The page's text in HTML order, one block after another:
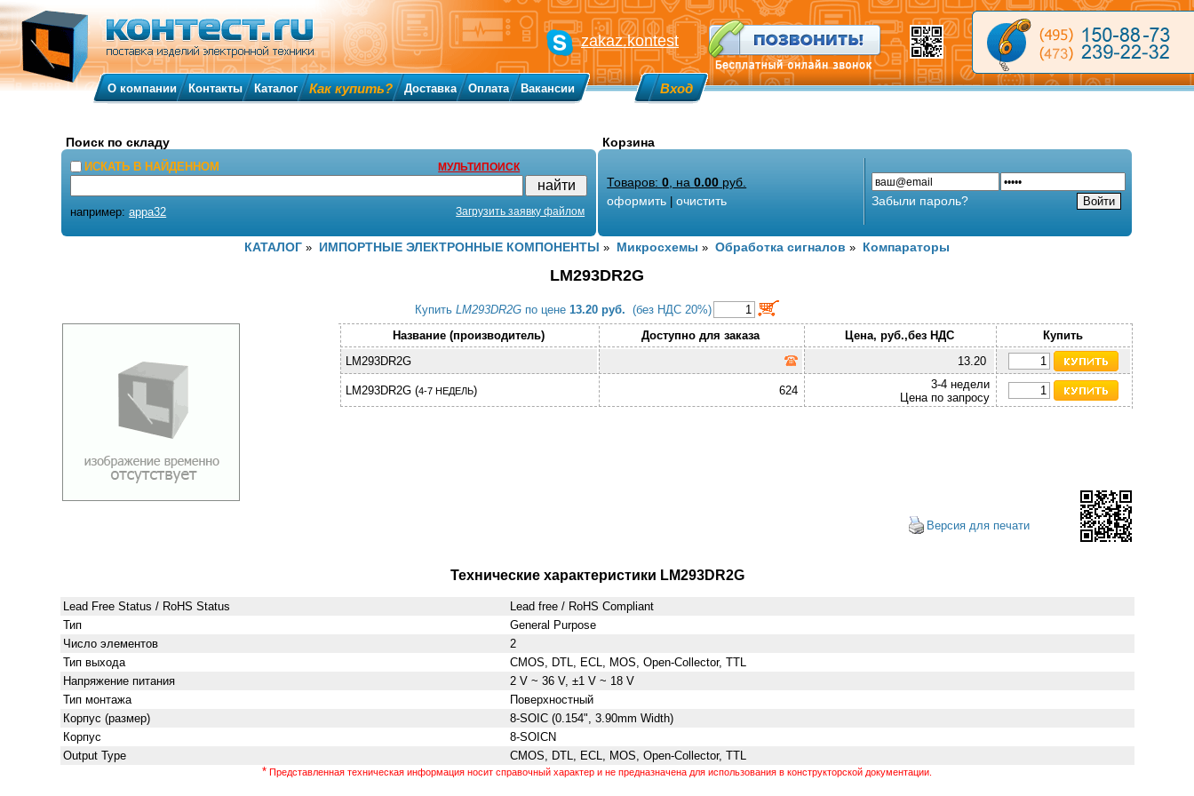
LM293DR2G
Купить LM293DR2G по цене 13.20 руб. (без НДС 20%)
Название (производитель)
Доступно для заказа Цена, руб.,без НДС
Купить
LM293DR2G
13.20
LM293DR2G (4-7 НЕДЕЛЬ) 624
3-4 недели
Цена по запросу
Версия для печати
Технические характеристики LM293DR2G
Lead Free Status / RoHS Status
Lead free / RoHS Compliant
Тип
General Purpose
Число элементов
2
Тип выхода
CMOS, DTL, ECL, MOS, Open-Collector, TTL
Напряжение питания
2 V ~ 36 V, ±1 V ~ 18 V
Тип монтажа
Поверхностный
Корпус (размер)
8-SOIC (0.154", 3.90mm Width)
Корпус
8-SOICN
Output Type
CMOS, DTL, ECL, MOS, Open-Collector, TTL
* Представленная техническая информация носит справочный характер и не предназначена для использования в конструкторской документации.
КАТАЛОГ» ИМПОРТНЫЕ ЭЛЕКТРОННЫЕ КОМПОНЕНТЫ » Микросхемы » Обработка сигналов » Компараторы
zakaz.kontest
О компании Контакты Каталог Как купить? Доставка Оплата Вакансии Вход
Поиск по складу
ИСКАТЬ В НАЙДЕННОМ МУЛЬТИПОИСК
например:appa32 Загрузить заявку файлом
Корзина
Товаров:0 , на0.00 руб.
оформить |очистить Забыли пароль?